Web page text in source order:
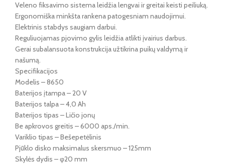
Veleno fiksavimo sistema leidžia lengvai ir greitai keisti peiliuką.
Ergonomiška minkšta rankena patogesniam naudojimui.
Elektrinis stabdys saugiam darbui.
Reguliuojamas pjovimo gylis leidžia atlikti įvairius darbus.
Gerai subalansuota konstrukcija užtikrina puikų valdymą ir
našumą.
Specifikacijos
Modelis – 8650
Baterijos įtampa – 20 V
Baterijos talpa – 4,0 Ah
Baterijos tipas – Ličio jonų
Be apkrovos greitis – 6000 aps./min.
Variklio tipas – Bešepetėlinis
Pjūklo disko maksimalus skersmuo – 125mm
Skylės dydis – φ20 mm